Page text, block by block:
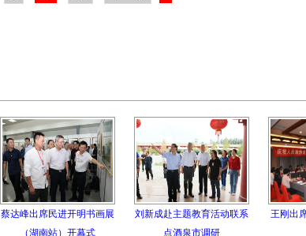
蔡达峰出席民进开明书画展
（湖南站）开幕式
刘新成赴主题教育活动联系
点酒泉市调研
王刚出